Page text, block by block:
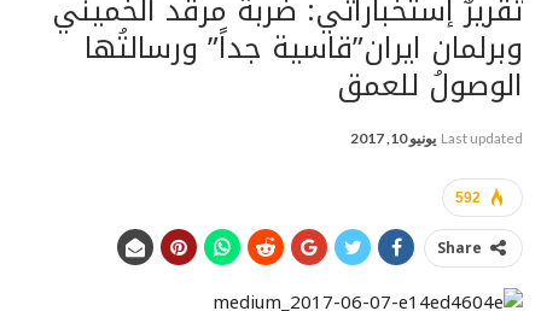
وبرلمان ايران”قاسية جداً” ورسالتُها
الوصولُ للعمق
Last updated يونيو 10, 2017
592
Share